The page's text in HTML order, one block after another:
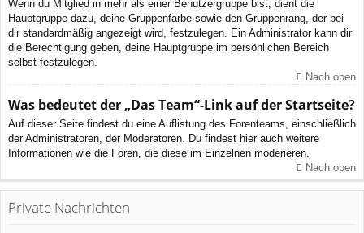
Wenn du Mitglied in mehr als einer Benutzergruppe bist, dient die
Hauptgruppe dazu, deine Gruppenfarbe sowie den Gruppenrang, der bei
dir standardmäßig angezeigt wird, festzulegen. Ein Administrator kann dir
die Berechtigung geben, deine Hauptgruppe im persönlichen Bereich
selbst festzulegen.
Nach oben
Was bedeutet der „Das Team“-Link auf der Startseite?
Auf dieser Seite findest du eine Auflistung des Forenteams, einschließlich
der Administratoren, der Moderatoren. Du findest hier auch weitere
Informationen wie die Foren, die diese im Einzelnen moderieren.
Nach oben
Private Nachrichten